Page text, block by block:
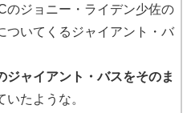
のジョニー・ライデン少佐の
ついてくるジャイアント・バ
ジャイアント・バスをそのま
いたような。